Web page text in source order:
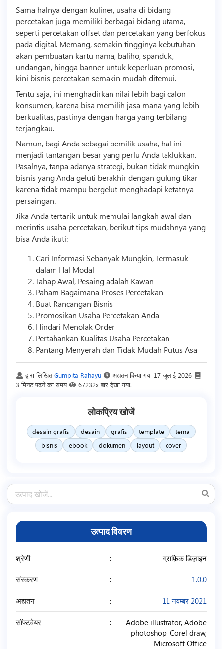
Sama halnya dengan kuliner, usaha di bidang
percetakan juga memiliki berbagai bidang utama,
seperti percetakan offset dan percetakan yang berfokus
pada digital. Memang, semakin tingginya kebutuhan
akan pembuatan kartu nama, baliho, spanduk,
undangan, hingga banner untuk keperluan promosi,
kini bisnis percetakan semakin mudah ditemui.
Tentu saja, ini menghadirkan nilai lebih bagi calon
konsumen, karena bisa memilih jasa mana yang lebih
berkualitas, pastinya dengan harga yang terbilang
terjangkau.
Namun, bagi Anda sebagai pemilik usaha, hal ini
menjadi tantangan besar yang perlu Anda taklukkan.
Pasalnya, tanpa adanya strategi, bukan tidak mungkin
bisnis yang Anda geluti berakhir dengan gulung tikar
karena tidak mampu bergelut menghadapi ketatnya
persaingan.
Jika Anda tertarik untuk memulai langkah awal dan
merintis usaha percetakan, berikut tips mudahnya yang
bisa Anda ikuti:
Cari Informasi Sebanyak Mungkin, Termasuk
dalam Hal Modal
Tahap Awal, Pesaing adalah Kawan
Paham Bagaimana Proses Percetakan
Buat Rancangan Bisnis
Promosikan Usaha Percetakan Anda
Hindari Menolak Order
Pertahankan Kualitas Usaha Percetakan
Pantang Menyerah dan Tidak Mudah Putus Asa
द्वारा लिखितGumpita Rahayu अद्यतन किया गया 17 जुलाई 2026
3 मिनट पढ़ने का समय
67232x बार देखा गया.
लोकप्रिय खोजें
desain grafis desain grafis template
tema
bisnis
ebook dokumen layout cover
उत्पाद विवरण
श्रेणी ग्राफ़िक डिज़ाइन
संस्करण 1.0.0
अद्यतन 11 नवम्बर 2021
सॉफ्टवेयर
Adobe illustrator, Adobe
photoshop, Corel draw,
Microsoft Office